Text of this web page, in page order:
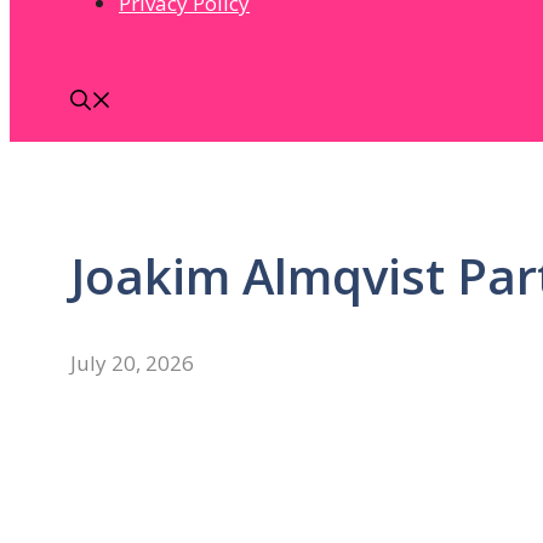
Joakim Almqvist
July 20, 2026